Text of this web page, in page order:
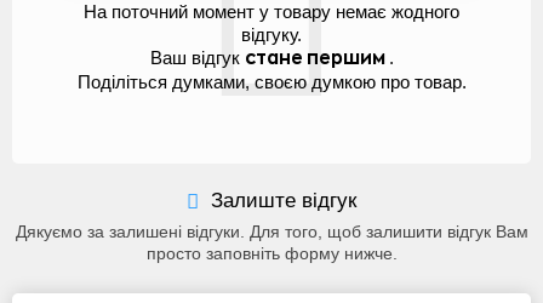
На поточний момент у товару немає жодного
відгуку.
Ваш відгук стане першим .
Поділіться думками, своєю думкою про товар.
Залиште відгук
Дякуємо за залишені відгуки. Для того, щоб залишити відгук Вам
просто заповніть форму нижче.